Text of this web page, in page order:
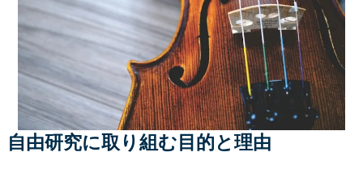
自由研究に取り組む目的と理由